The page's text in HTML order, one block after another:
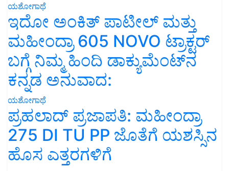
ಯಶೋಗಾಥೆ
ಇದೋ ಅಂಕಿತ್ ಪಾಟೀಲ್ ಮತ್ತು
ಮಹೀಂದ್ರಾ 605 NOVO ಟ್ರಾಕ್ಟರ್
ಬಗ್ಗೆ ನಿಮ್ಮ ಹಿಂದಿ ಡಾಕ್ಯುಮೆಂಟ್‌ನ
ಕನ್ನಡ ಅನುವಾದ:
ಯಶೋಗಾಥೆ
ಪ್ರಹಲಾದ್ ಪ್ರಜಾಪತಿ: ಮಹೀಂದ್ರಾ
275 DI TU PP ಜೊತೆಗೆ ಯಶಸ್ಸಿನ
ಹೊಸ ಎತ್ತರಗಳಿಗೆ